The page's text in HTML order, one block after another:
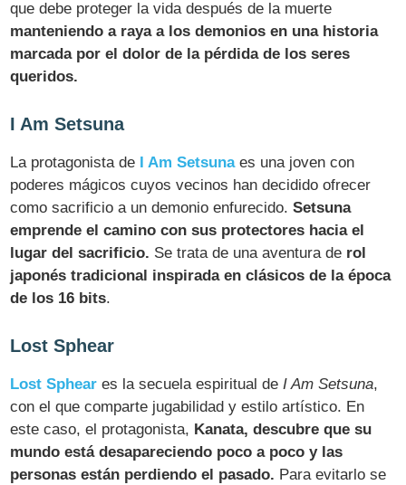
que debe proteger la vida después de la muerte
manteniendo a raya a los demonios en una historia
marcada por el dolor de la pérdida de los seres
queridos.
I Am Setsuna
La protagonista de I Am Setsunaes una joven con
poderes mágicos cuyos vecinos han decidido ofrecer
como sacrificio a un demonio enfurecido.Setsuna
emprende el camino con sus protectores hacia el
lugar del sacrificio. Se trata de una aventura de rol
japonés tradicional inspirada en clásicos de la época
de los 16 bits.
Lost Sphear
Lost Sphear es la secuela espiritual deI Am Setsuna,
con el que comparte jugabilidad y estilo artístico. En
este caso, el protagonista, Kanata, descubre que su
mundo está desapareciendo poco a poco y las
personas están perdiendo el pasado. Para evitarlo se